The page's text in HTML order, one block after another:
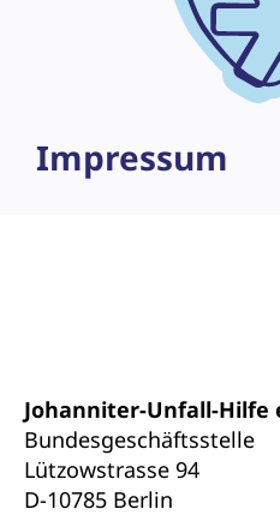
Impressum
Johanniter-Unfall-Hilfe
Bundesgeschäftsstelle
Lützowstrasse 94
D-10785 Berlin